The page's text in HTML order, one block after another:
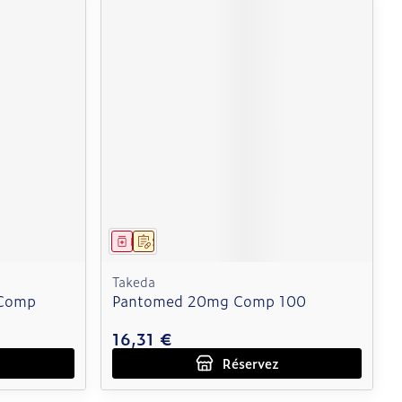
Sur prescription
Médicament
Takeda
Pantomed 20mg Comp 100
16,31 €
Réservez